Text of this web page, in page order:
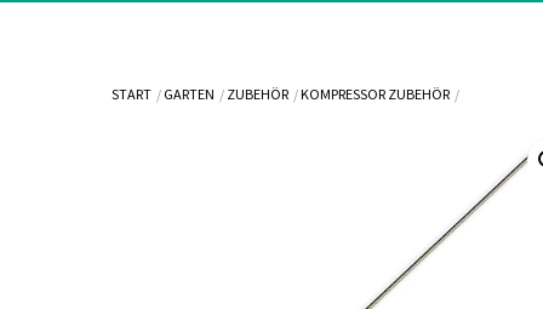
START GARTEN ZUBEHÖR KOMPRESSOR ZUBEHÖR